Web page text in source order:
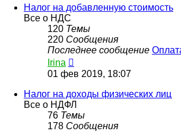
сообщению
Налог на добавленную стоимость
Все о НДС
120 Темы
220 Сообщения
Последнее сообщение
Irina
к
сообщению
01 фев 2019, 18:07
Налог на доходы физических лиц
Все о НДФЛ
76 Темы
178 Сообщения